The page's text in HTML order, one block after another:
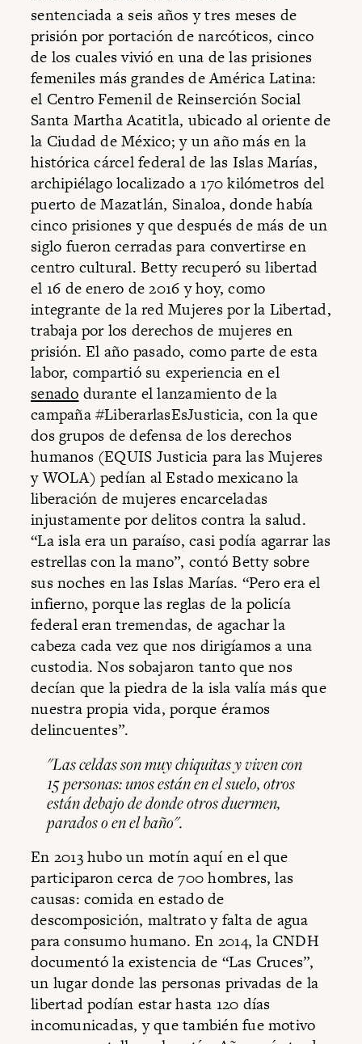
sentenciada a seis años y tres meses de
prisión por portación de narcóticos, cinco
de los cuales vivió en una de las prisiones
femeniles más grandes de América Latina:
el Centro Femenil de Reinserción Social
Santa Martha Acatitla, ubicado al oriente de
la Ciudad de México; y un año más en la
histórica cárcel federal de las Islas Marías,
archipiélago localizado a 170 kilómetros del
puerto de Mazatlán, Sinaloa, donde había
cinco prisiones y que después de más de un
siglo fueron cerradas para convertirse en
centro cultural. Betty recuperó su libertad
el 16 de enero de 2016 y hoy, como
integrante de la red Mujeres por la Libertad,
trabaja por los derechos de mujeres en
prisión. El año pasado, como parte de esta
labor, compartió su experiencia en el
senado durante el lanzamiento de la
campaña #LiberarlasEsJusticia, con la que
dos grupos de defensa de los derechos
humanos (EQUIS Justicia para las Mujeres
y WOLA) pedían al Estado mexicano la
liberación de mujeres encarceladas
injustamente por delitos contra la salud.
“La isla era un paraíso, casi podía agarrar las
estrellas con la mano”, contó Betty sobre
sus noches en las Islas Marías. “Pero era el
infierno, porque las reglas de la policía
federal eran tremendas, de agachar la
cabeza cada vez que nos dirigíamos a una
custodia. Nos sobajaron tanto que nos
decían que la piedra de la isla valía más que
nuestra propia vida, porque éramos
delincuentes”.
"Las celdas son muy chiquitas y viven con
15 personas: unos están en el suelo, otros
están debajo de donde otros duermen,
parados o en el baño".
En 2013 hubo un motín aquí en el que
participaron cerca de 700 hombres, las
causas: comida en estado de
descomposición, maltrato y falta de agua
para consumo humano. En 2014, la CNDH
documentó la existencia de “Las Cruces”,
un lugar donde las personas privadas de la
libertad podían estar hasta 120 días
incomunicadas, y que también fue motivo